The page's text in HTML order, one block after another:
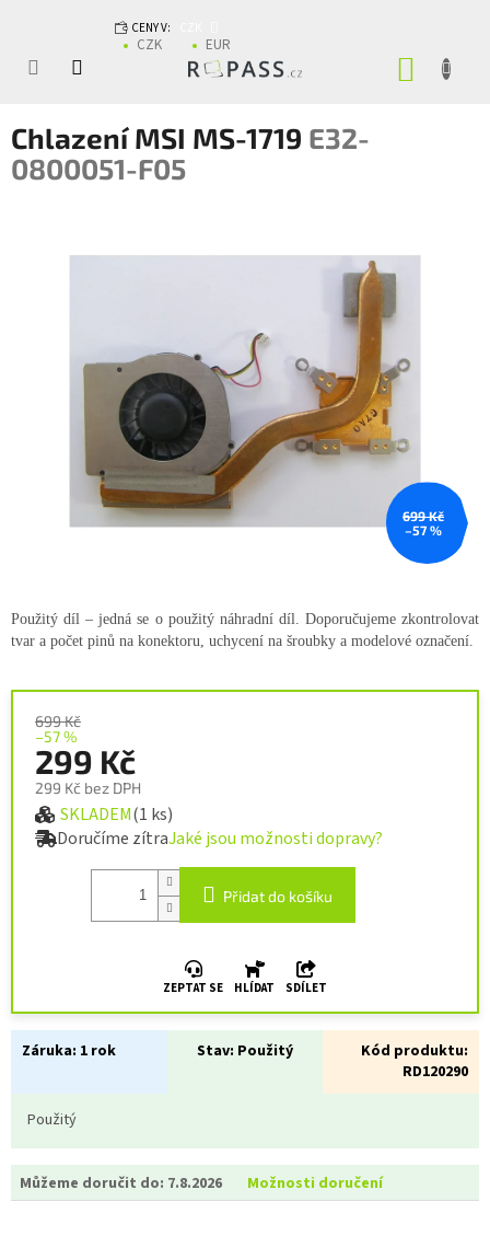
CENY V:
CZK EUR
Chlazení MSI MS-1719 E32-
0800051-F05
699 Kč
–57 %
699 Kč
–57 %
299 Kč
299 Kč bez DPH
Měrná cena:
SKLADEM(1 ks)
Doručíme zítraJaké jsou možnosti dopravy?
Přidat do košíku
ZEPTAT SE HLÍDAT SDÍLET
Záruka: 1 rok Stav: Použitý
Kód produktu:
RD120290
Použitý
Můžeme doručit do: 7.8.2026 Možnosti doručení
Použitý díl – jedná se o použitý náhradní díl. Doporučujeme zkontrolovat
tvar a počet pinů na konektoru, uchycení na šroubky a modelové označení.